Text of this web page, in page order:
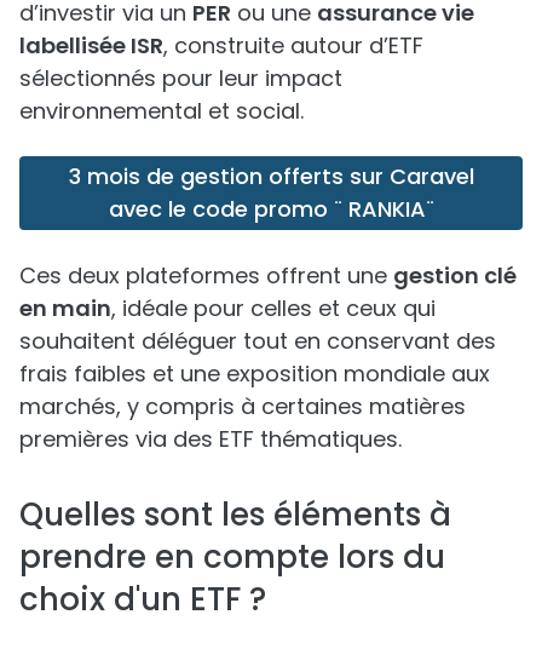
d’investir via un PER ou une assurance vie
labellisée ISR, construite autour d’ETF
sélectionnés pour leur impact
environnemental et social.
3 mois de gestion offerts sur Caravel
avec le code promo ¨ RANKIA¨
Ces deux plateformes offrent une gestion clé
en main, idéale pour celles et ceux qui
souhaitent déléguer tout en conservant des
frais faibles et une exposition mondiale aux
marchés, y compris à certaines matières
premières via des ETF thématiques.
Quelles sont les éléments à
prendre en compte lors du
choix d'un ETF ?